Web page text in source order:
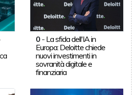
0 - La sfida dell'IA in
Europa: Deloitte chiede
nuovi investimenti in
sovranità digitale e
finanziaria